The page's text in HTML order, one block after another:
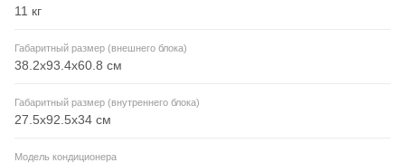
11 кг
Габаритный размер (внешнего блока)
38.2x93.4x60.8 см
Габаритный размер (внутреннего блока)
27.5x92.5x34 см
Модель кондиционера